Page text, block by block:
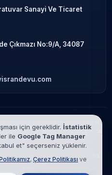
Sanayi Ve Ticaret
Çıkmazı No:9/A, 34087
süresi sona ermiş veya özel
verilir. Marka adları yalnızca
ilişkisi bulunmamaktadır.
Sanayi Ve Ticaret Limited
saklıdır.
için gereklidir. İstatistik
ile Google Tag Manager
et" seçerseniz yüklenir.
, Çerez Politikası ve